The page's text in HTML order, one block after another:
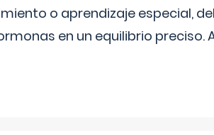
o aprendizaje especial,
en un equilibrio preciso.